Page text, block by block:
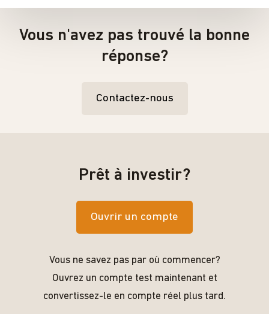
Vous n'avez pas trouvé la bonne
réponse?
Contactez-nous
Prêt à investir?
Ouvrir un compte
Vous ne savez pas par où commencer?
Ouvrez un compte test maintenant et
convertissez-le en compte réel plus tard.